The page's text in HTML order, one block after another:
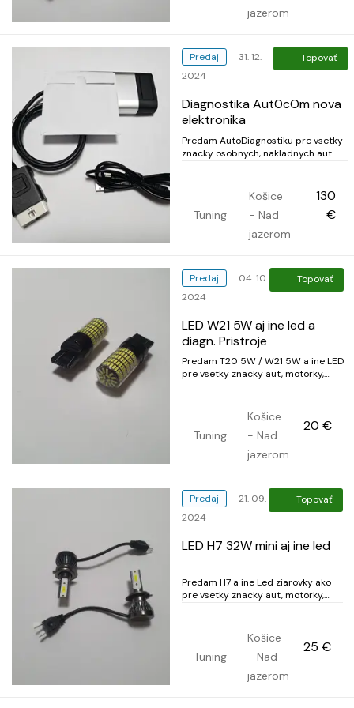
Meno. Voci osram, philip...
jazerom
Predaj
31. 12.
2024
Topovať
Diagnostika Aut0cOm nova
elektronika
Predam AutoDiagnostiku pre vsetky
znacky osobnych, nakladnych aut
trhu, pozri fotky. Mam aj Diagn.
STM32F429 ARM pre Nemecke auta
s najnovsim chipom kabla V2,
programu a neobmedz. aktualizacia...
Tuning
Košice
- Nad
jazerom
130
€
Predaj
04. 10.
2024
Topovať
LED W21 5W aj ine led a
diagn. Pristroje
Predam T20 5W / W21 5W a ine LED
pre vsetky znacky aut, motorky,
Autodiagnostiky. Pre ponuku pozri
vsetky inzeraty. Voci osram, philips
za lepsiu cenu, vyssi vykon a
nepreplacate. Cert...
Tuning
Košice
- Nad
jazerom
20 €
Predaj
21. 09.
2024
Topovať
LED H7 32W mini aj ine led
Predam H7 a ine Led ziarovky ako
pre vsetky znacky aut, motorky,
autodiagnostiky. Pre ponuku pozri
vsetky inzeraty. Klikni meno) Voci
osram, philips v lepsiej cene, vyssi
vykon a neprep...
Tuning
Košice
- Nad
jazerom
25 €